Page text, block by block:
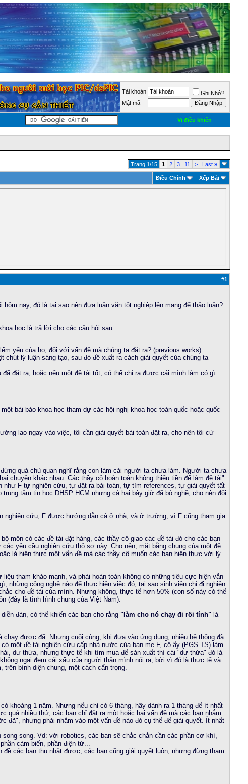
Tài khoản
Ghi Nhớ?
Mật mã
Vi điều khiển
Trang 1/15 1 2 3 11 > Last »
Ðiều Chỉnh Xếp Bài
#1
nay, đó là tại sao nên đưa luận văn tốt nghiệp lên mạng để thảo luận?
học là trả lời cho các câu hỏi sau:
yếu của họ, đối với vấn đề mà chúng ta đặt ra? (previous works)
lý luận sáng tạo, sau đó đề xuất ra cách giải quyết của chúng ta
đặt ra, hoặc nếu một đề tài tốt, có thể chỉ ra được cái mình làm có gì
bài báo khoa học tham dự các hội nghị khoa học toàn quốc hoặc quốc
lao ngay vào việc, tôi cần giải quyết bài toán đặt ra, cho nên tôi cứ
quá chủ quan nghĩ rằng con làm cái người ta chưa làm. Người ta chưa
chuyện khác nhau. Các thầy cô hoàn toàn không thiếu tiền để làm đề tài"
F tự nghiên cứu, tự đặt ra bài toán, tự tìm references, tự giải quyết tất
tâm tin học DHSP HCM nhưng cả hai bây giờ đã bỏ nghề, cho nên đối
nghiên cứu, F được hướng dẫn cả ở nhà, và ở trường, vì F cũng tham gia
môn có các đề tài đặt hàng, các thầy cô giao các đề tài đó cho các bạn
yêu cầu nghiên cứu thô sơ này. Cho nên, mặt bằng chung của một đề
là hiện thực một vấn đề mà các thầy cô muốn các bạn hiện thực với lý
tham khảo mạnh, và phải hoàn toàn không có những tiêu cực hiện vẫn
những công nghệ nào để thực hiện việc đó, tại sao sinh viên chỉ đi nghiên
cho đề tài của mình. Nhưng không, thực tế hơn 50% (con số này có thể
(đây là tình hình chung của Việt Nam).
đàn, có thể khiến các bạn cho rằng "làm cho nó chạy đi rồi tính" là
được đã. Nhưng cuối cùng, khi đưa vào ứng dụng, nhiều hệ thống đã
một đề tài nghiên cứu cấp nhà nước của bạn mẹ F, cô ấy (PGS TS) làm
dư thừa, nhưng thực tế khi tìm mua để sản xuất thì cái "dư thừa" đó là
ngại đem cái xấu của người thân mình nói ra, bởi vì đó là thực tế và
bình diện chung, một cách cẩn trọng.
khoảng 1 năm. Nhưng nếu chỉ có 6 tháng, hãy dành ra 1 tháng để ít nhất
nhiều thứ, các bạn chỉ đặt ra một hoặc hai vấn đề mà các bạn nhắm
nhưng phải nhắm vào một vấn đề nào đó cụ thể để giải quyết. Ít nhất
song. Vd: với robotics, các bạn sẽ chắc chắn cần các phần cơ khí,
cảm biến, phần điện tử...
các bạn thu nhặt được, các bạn cũng giải quyết luôn, nhưng đừng tham